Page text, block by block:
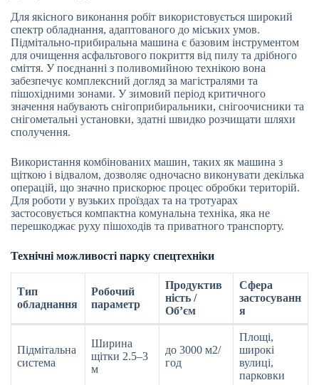
Для якісного виконання робіт використовується широкий
спектр обладнання, адаптованого до міських умов.
Підмітально-прибиральна машина є базовим інструментом
для очищення асфальтового покриття від пилу та дрібного
сміття. У поєднанні з поливомийною технікою вона
забезпечує комплексний догляд за магістралями та
пішохідними зонами. У зимовий період критичного
значення набувають снігоприбиральники, снігоочисники та
снігометальні установки, здатні швидко розчищати шляхи
сполучення.
Використання комбінованих машин, таких як машина з
щіткою і відвалом, дозволяє одночасно виконувати декілька
операцій, що значно прискорює процес обробки територій.
Для роботи у вузьких проїздах та на тротуарах
застосовується компактна комунальна техніка, яка не
перешкоджає руху пішоходів та приватного транспорту.
Технічні можливості парку спецтехніки
Тип
обладнання
Робочий
параметр
Продуктив
ність /
Об’єм
Сфера
застосуванн
я
Підмітальна
система
Ширина
щітки 2.5–3
м
до 3000 м2/
год
Площі,
широкі
вулиці,
парковки